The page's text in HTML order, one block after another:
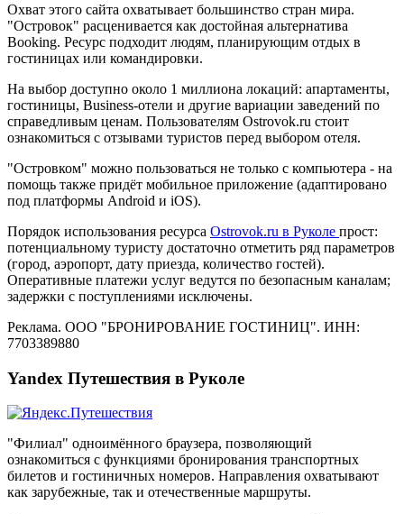
Охват этого сайта охватывает большинство стран мира.
"Островок" расценивается как достойная альтернатива
Booking. Ресурс подходит людям, планирующим отдых в
гостиницах или командировки.
На выбор доступно около 1 миллиона локаций: апартаменты,
гостиницы, Business-отели и другие вариации заведений по
справедливым ценам. Пользователям Ostrovok.ru стоит
ознакомиться с отзывами туристов перед выбором отеля.
"Островком" можно пользоваться не только с компьютера - на
помощь также придёт мобильное приложение (адаптировано
под платформы Android и iOS).
Порядок использования ресурса Ostrovok.ru в Руколе прост:
потенциальному туристу достаточно отметить ряд параметров
(город, аэропорт, дату приезда, количество гостей).
Оперативные платежи услуг ведутся по безопасным каналам;
задержки с поступлениями исключены.
Реклама. ООО "БРОНИРОВАНИЕ ГОСТИНИЦ". ИНН:
7703389880
Yandex Путешествия в Руколе
"Филиал" одноимённого браузера, позволяющий
ознакомиться с функциями бронирования транспортных
билетов и гостиничных номеров. Направления охватывают
как зарубежные, так и отечественные маршруты.